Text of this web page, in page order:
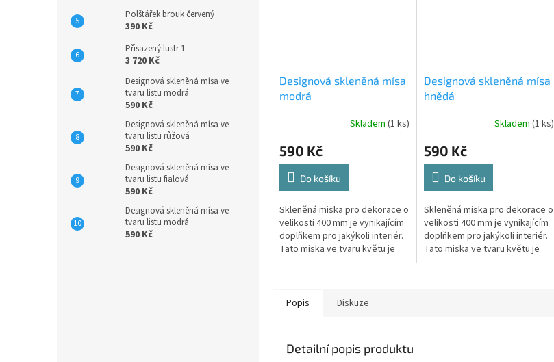
Polštářek brouk červený
390 Kč
Přisazený lustr 1
3 720 Kč
Designová skleněná mísa ve
tvaru listu modrá
590 Kč
Designová skleněná mísa ve
tvaru listu růžová
590 Kč
Designová skleněná mísa ve
tvaru listu fialová
590 Kč
Designová skleněná mísa ve
tvaru listu modrá
590 Kč
Designová skleněná mísa
modrá
Skladem (1 ks)
590 Kč
Do košíku
Skleněná miska pro dekorace o
velikosti 400 mm je vynikajícím
doplňkem pro jakýkoli interiér.
Tato miska ve tvaru květu je
Designová skleněná mísa
hnědá
Skladem (1 ks)
590 Kč
Do košíku
Skleněná miska pro dekorace o
velikosti 400 mm je vynikajícím
doplňkem pro jakýkoli interiér.
Tato miska ve tvaru květu je
Popis Diskuze
Detailní popis produktu